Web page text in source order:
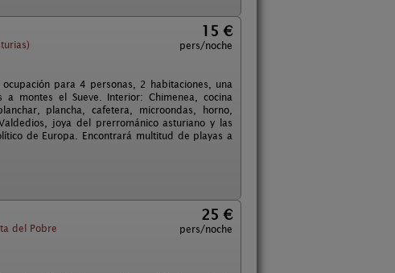
15 €
pers/noche
para 4 personas, 2 habitaciones, una
montes el Sueve. Interior: Chimenea, cocina
plancha, cafetera, microondas, horno,
joya del prerrománico asturiano y las
de Europa. Encontrará multitud de playas a
del Pobre
25 €
pers/noche